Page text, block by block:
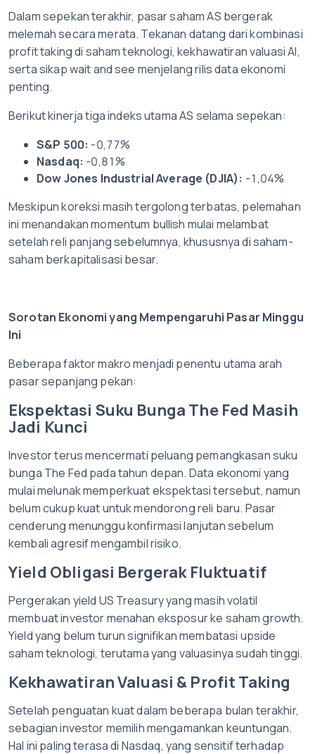
Dalam sepekan terakhir, pasar saham AS bergerak
melemah secara merata. Tekanan datang dari kombinasi
profit taking di saham teknologi, kekhawatiran valuasi AI,
serta sikap wait and see menjelang rilis data ekonomi
penting.
Berikut kinerja tiga indeks utama AS selama sepekan:
S&P 500: -0,77%
Nasdaq: -0,81%
Dow Jones Industrial Average (DJIA): -1,04%
Meskipun koreksi masih tergolong terbatas, pelemahan
ini menandakan momentum bullish mulai melambat
setelah reli panjang sebelumnya, khususnya di saham-
saham berkapitalisasi besar.
Sorotan Ekonomi yang Mempengaruhi Pasar Minggu
Ini
Beberapa faktor makro menjadi penentu utama arah
pasar sepanjang pekan:
Ekspektasi Suku Bunga The Fed Masih
Jadi Kunci
Investor terus mencermati peluang pemangkasan suku
bunga The Fed pada tahun depan. Data ekonomi yang
mulai melunak memperkuat ekspektasi tersebut, namun
belum cukup kuat untuk mendorong reli baru. Pasar
cenderung menunggu konfirmasi lanjutan sebelum
kembali agresif mengambil risiko.
Yield Obligasi Bergerak Fluktuatif
Pergerakan yield US Treasury yang masih volatil
membuat investor menahan eksposur ke saham growth.
Yield yang belum turun signifikan membatasi upside
saham teknologi, terutama yang valuasinya sudah tinggi.
Kekhawatiran Valuasi & Profit Taking
Setelah penguatan kuat dalam beberapa bulan terakhir,
sebagian investor memilih mengamankan keuntungan.
Hal ini paling terasa di Nasdaq, yang sensitif terhadap